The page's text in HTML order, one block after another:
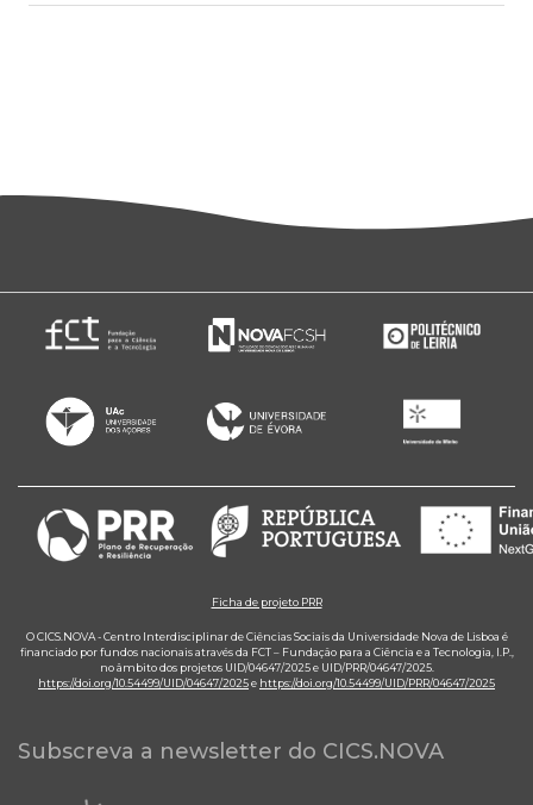
Ficha de projeto PRR
O CICS.NOVA - Centro Interdisciplinar de Ciências Sociais da Universidade Nova de Lisboa é
financiado por fundos nacionais através da FCT – Fundação para a Ciência e a Tecnologia, I.P.,
no âmbito dos projetos UID/04647/2025 e UID/PRR/04647/2025.
https://doi.org/10.54499/UID/04647/2025e https://doi.org/10.54499/UID/PRR/04647/2025
Subscreva a newsletter do CICS.NOVA